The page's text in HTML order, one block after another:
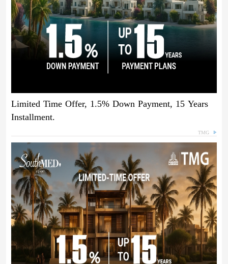
Limited Time Offer, 1.5% Down Payment, 15 Years
Installment.
TMG